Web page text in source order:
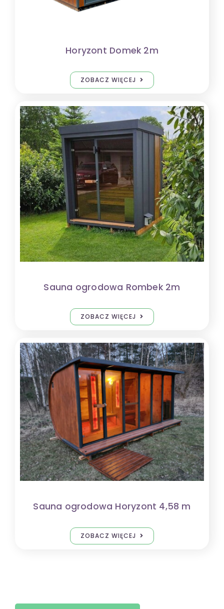
Horyzont Domek 2m
ZOBACZ WIĘCEJ
Sauna ogrodowa Rombek 2m
ZOBACZ WIĘCEJ
Sauna ogrodowa Horyzont 4,58 m
ZOBACZ WIĘCEJ